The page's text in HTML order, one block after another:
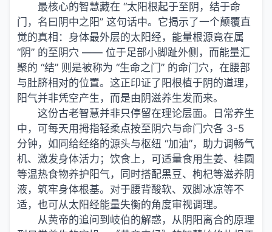
最核心的智慧藏在 “太阳根起于至阴，结于命
门，名曰阴中之阳” 这句话中。它揭示了一个颠覆直
觉的真相：身体最外层的太阳经，能量根源竟在属
“阴” 的至阴穴 —— 位于足部小脚趾外侧，而能量汇
聚的 “结” 则是被称为 “生命之门” 的命门穴，在腰部
与肚脐相对的位置。这正印证了阳根植于阴的道理，
阳气并非凭空产生，而是由阴滋养生发而来。
这份古老智慧并非只停留在理论层面。日常养生
中，可每天用拇指轻柔点按至阴穴与命门穴各 3-5
分钟，如同给经络的源头与枢纽 “加油”，助力调畅气
机、激发身体活力；饮食上，可适量食用生姜、桂圆
等温热食物养护阳气，同时搭配黑豆、枸杞等滋养阴
液，筑牢身体根基。对于腰背酸软、双脚冰凉等不
适，也可从太阳经能量失衡的角度审视调理。
从黄帝的追问到岐伯的解惑，从阴阳离合的原理